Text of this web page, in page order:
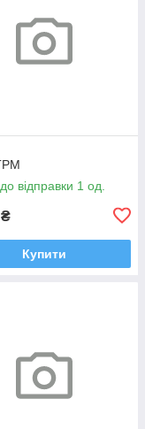
відправки 1 од.
₴
Купити